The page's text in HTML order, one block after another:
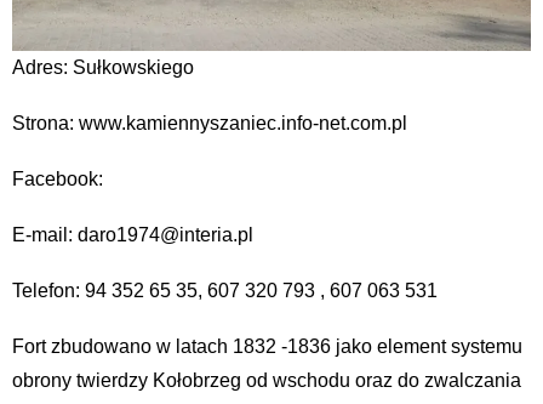
Adres: Sułkowskiego
Strona: www.kamiennyszaniec.info-net.com.pl
Facebook:
E-mail: daro1974@interia.pl
Telefon: 94 352 65 35, 607 320 793 , 607 063 531
Fort zbudowano w latach 1832 -1836 jako element systemu
obrony twierdzy Kołobrzeg od wschodu oraz do zwalczania